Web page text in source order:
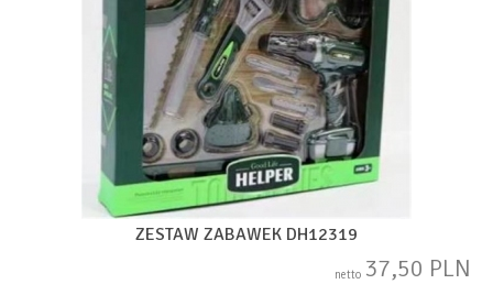
ZESTAW ZABAWEK DH12319
netto 37,50 PLN